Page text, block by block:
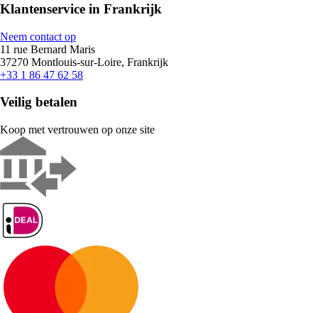
Klantenservice in Frankrijk
Neem contact op
11 rue Bernard Maris
37270 Montlouis-sur-Loire, Frankrijk
+33 1 86 47 62 58
Veilig betalen
Koop met vertrouwen op onze site